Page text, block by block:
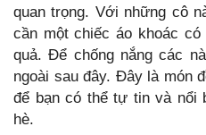
quan trọng. Với những cô
cần một chiếc áo khoác có
quả. Để chống nắng các
ngoài sau đây. Đây là món
để bạn có thể tự tin và nổi
hè.